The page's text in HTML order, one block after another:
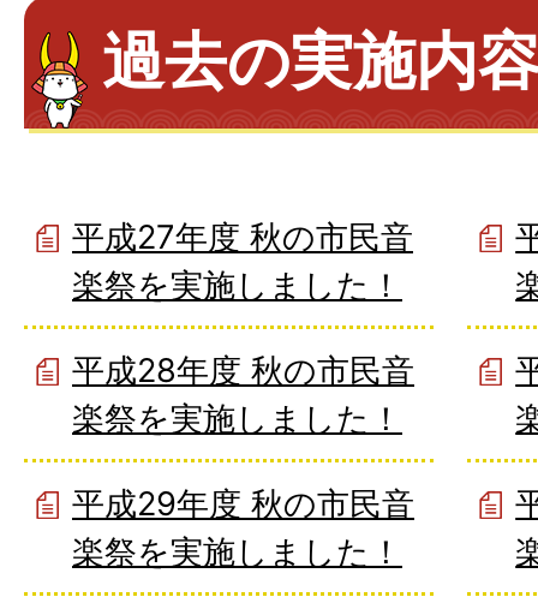
過去の実施内
平成27年度 秋の市民音
楽祭を実施しました！
平成28年度 秋の市民音
楽祭を実施しました！
平成29年度 秋の市民音
楽祭を実施しました！